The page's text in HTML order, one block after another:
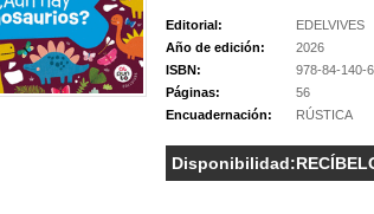
Editorial:
EDELVIVES
Año de edición:
2026
ISBN:
978-84-140-
Páginas:
56
Encuadernación:
RÚSTICA
Disponibilidad: